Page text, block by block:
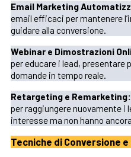
Email Marketing
email efficaci per mantenere
guidare alla conversione.
Webinar e Dimostrazioni
per educare i lead,
domande in tempo reale.
Retargeting e Remarketing:
per raggiungere nuovamente i
interesse ma non hanno
Tecniche di Conversione